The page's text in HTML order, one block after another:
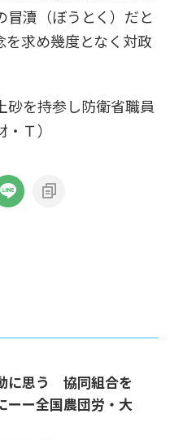
瀆（ぼうとく）だと
を求め幾度となく対政
を持参し防衛省職員
Ｔ）
に思う 協同組合を
ーー全国農団労・大